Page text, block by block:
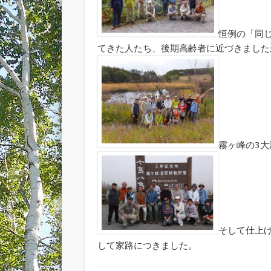
恒例の「同
てきた人たち、後期高齢者に近づきまし
霧ヶ峰の3
そして仕上
して家路につきました。